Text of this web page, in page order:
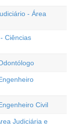
- Área
Ciências
Civil
Judiciária e